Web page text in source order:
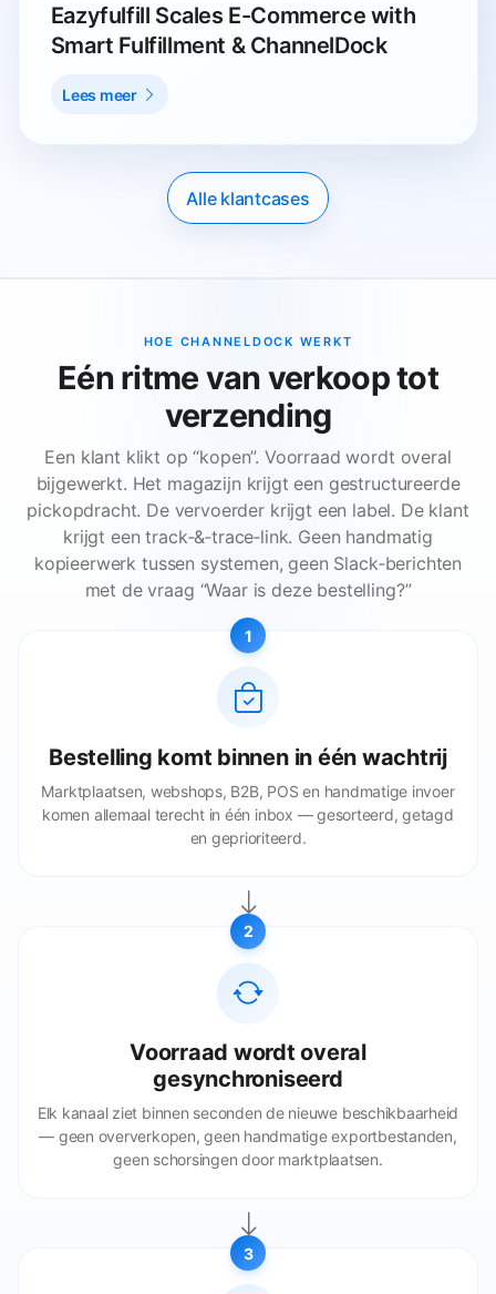
Eazyfulfill Scales E-Commerce with
Smart Fulfillment & ChannelDock
Lees meer
Alle klantcases
HOE CHANNELDOCK WERKT
Eén ritme van verkoop tot
verzending
Een klant klikt op “kopen”. Voorraad wordt overal
bijgewerkt. Het magazijn krijgt een gestructureerde
pickopdracht. De vervoerder krijgt een label. De klant
krijgt een track‑&‑trace‑link. Geen handmatig
kopieerwerk tussen systemen, geen Slack‑berichten
met de vraag “Waar is deze bestelling?”
1
Bestelling komt binnen in één wachtrij
Marktplaatsen, webshops, B2B, POS en handmatige invoer
komen allemaal terecht in één inbox — gesorteerd, getagd
en geprioriteerd.
2
Voorraad wordt overal
gesynchroniseerd
Elk kanaal ziet binnen seconden de nieuwe beschikbaarheid
— geen oververkopen, geen handmatige exportbestanden,
geen schorsingen door marktplaatsen.
3